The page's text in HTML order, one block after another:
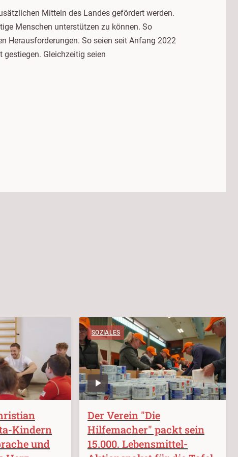
Mitteln des Landes gefördert werden.
Menschen unterstützen zu können. So
Herausforderungen. So seien seit Anfang 2022
Gleichzeitig seien
Kindern
und
SOZIALES
Der Verein "Die
Hilfemacher" packt sein
15.000. Lebensmittel-